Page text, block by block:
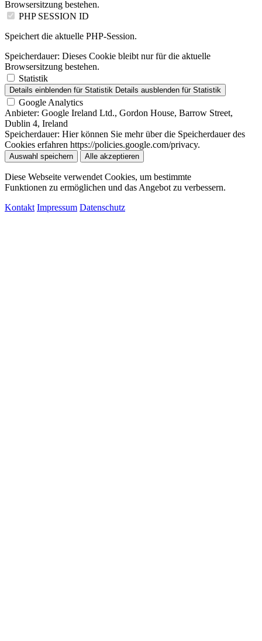
Browsersitzung bestehen.
PHP SESSION ID
Speichert die aktuelle PHP-Session.
Speicherdauer: Dieses Cookie bleibt nur für die aktuelle
Browsersitzung bestehen.
Statistik
Details einblenden für Statistik Details ausblenden für Statistik
Google Analytics
Anbieter: Google Ireland Ltd., Gordon House, Barrow Street,
Dublin 4, Ireland
Speicherdauer: Hier können Sie mehr über die Speicherdauer des
Cookies erfahren https://policies.google.com/privacy.
Auswahl speichern Alle akzeptieren
Diese Webseite verwendet Cookies, um bestimmte
Funktionen zu ermöglichen und das Angebot zu verbessern.
Kontakt Impressum Datenschutz